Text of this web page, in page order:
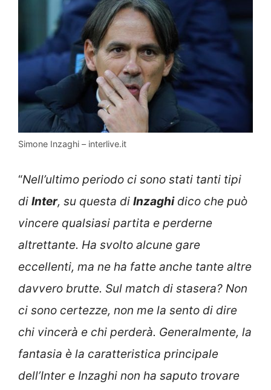
Simone Inzaghi – interlive.it
“Nell’ultimo periodo ci sono stati tanti tipi
di Inter, su questa di Inzaghidico che può
vincere qualsiasi partita e perderne
altrettante. Ha svolto alcune gare
eccellenti, ma ne ha fatte anche tante altre
davvero brutte. Sul match di stasera? Non
ci sono certezze, non me la sento di dire
chi vincerà e chi perderà. Generalmente, la
fantasia è la caratteristica principale
dell’Inter e Inzaghi non ha saputo trovare